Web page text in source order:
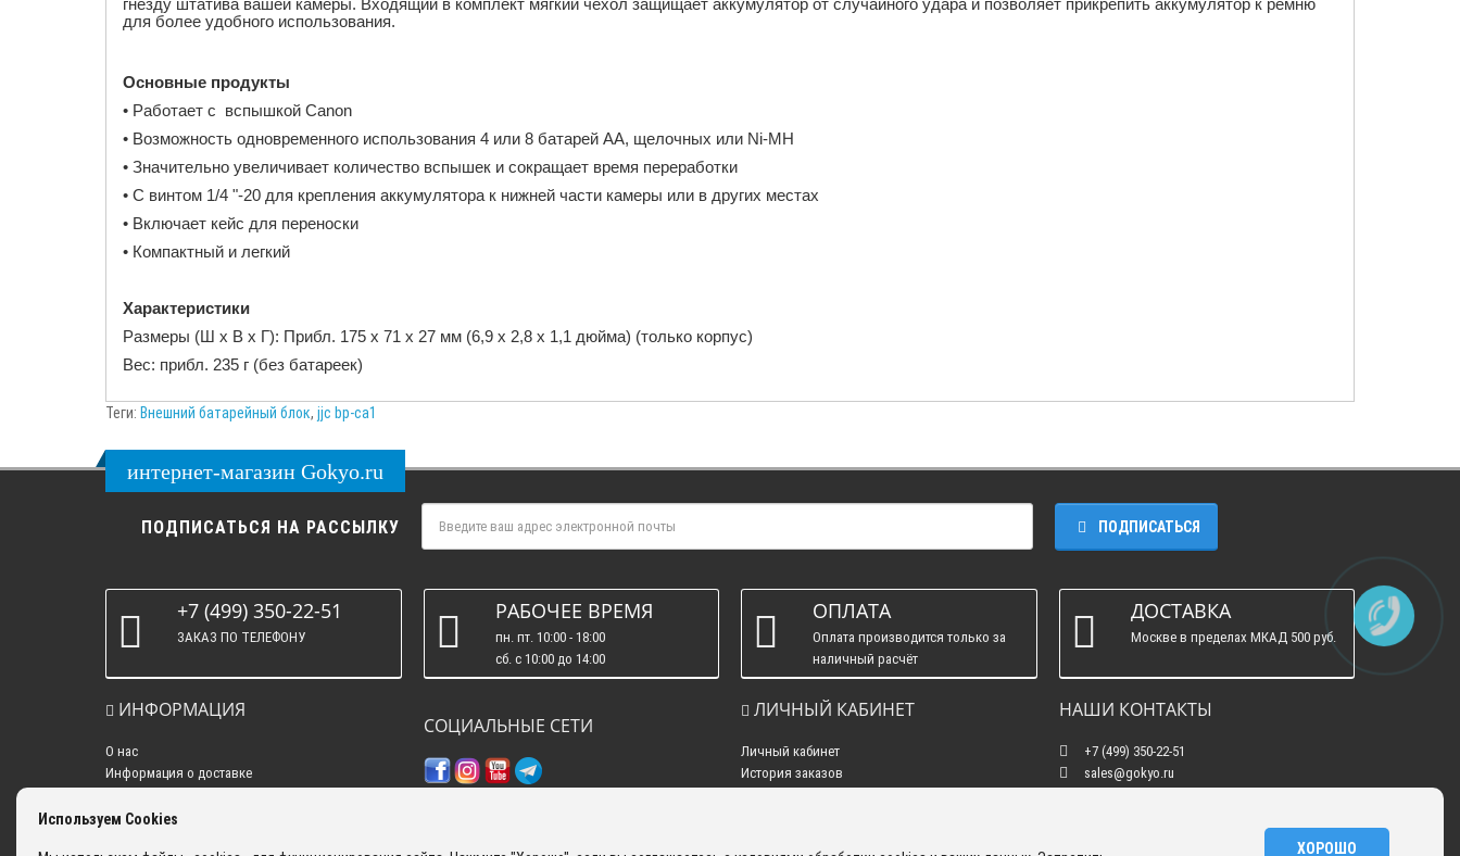
гнезду штатива вашей камеры. Входящий в комплект мягкий чехол защищает аккумулятор от случайного удара и позволяет прикрепить аккумулятор к ремню
для более удобного использования.
Основные продукты
• Работает с вспышкой Canon
• Возможность одновременного использования 4 или 8 батарей AA, щелочных или Ni-MH
• Значительно увеличивает количество вспышек и сокращает время переработки
• С винтом 1/4 "-20 для крепления аккумулятора к нижней части камеры или в других местах
• Включает кейс для переноски
• Компактный и легкий
Характеристики
Размеры (Ш x В x Г): Прибл. 175 x 71 x 27 мм (6,9 x 2,8 x 1,1 дюйма) (только корпус)
Вес: прибл. 235 г (без батареек)
Теги: Внешний батарейный блок, jjc bp-ca1
интернет-магазин Gokyo.ru
ПОДПИСАТЬСЯ НА РАССЫЛКУ ПОДПИСАТЬСЯ
+7 (499) 350-22-51
ЗАКАЗ ПО ТЕЛЕФОНУ
РАБОЧЕЕ ВРЕМЯ
пн. пт. 10:00 - 18:00
сб. c 10:00 до 14:00
вс. : выходные.
ОПЛАТА
Оплата производится только за
наличный расчёт
ДОСТАВКА
Москве в пределах МКАД 500 руб.
ИНФОРМАЦИЯ
О нас
Информация о доставке
Контакты
СОЦИАЛЬНЫЕ СЕТИ
ЛИЧНЫЙ КАБИНЕТ
Личный кабинет
История заказов
НАШИ КОНТАКТЫ
+7 (499) 350-22-51
sales@gokyo.ru
г. Москва, Россия, Улица Сущёвский Вал, 5
Используем Cookies
ХОРОШО